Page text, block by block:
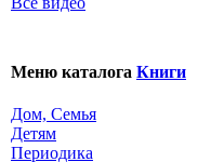
Меню каталога Книги
Дом, Семья
Детям
Периодика